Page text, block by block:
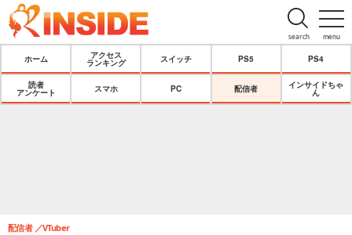
menu
search
ホーム
アクセス
ランキング
スイッチ PS5 PS4
読者
アンケート
スマホ PC 配信者
インサイドちゃ
ん
配信者 VTuber